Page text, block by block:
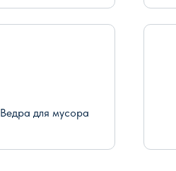
Ведра для мусора